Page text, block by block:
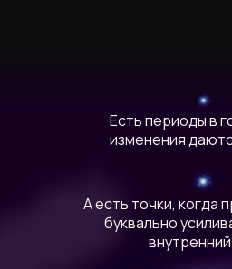
Есть периоды в
изменения
А есть точки, когда
буквально